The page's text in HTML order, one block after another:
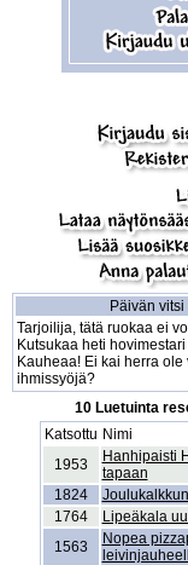
Päivän vitsi
Tarjoilija, tätä ruokaa ei
Kutsukaa heti
Kauheaa! Ei kai herra ole
ihmissyöjä?
10 Luetuinta
Katsottu Nimi
1953
Hanhipaisti
tapaan
1824
1764
Lipeäkala
1563
Nopea